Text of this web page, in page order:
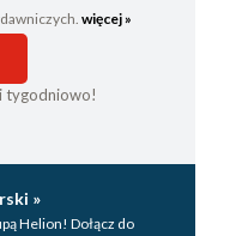
więcej »
tygodniowo!
»
Helion! Dołącz do